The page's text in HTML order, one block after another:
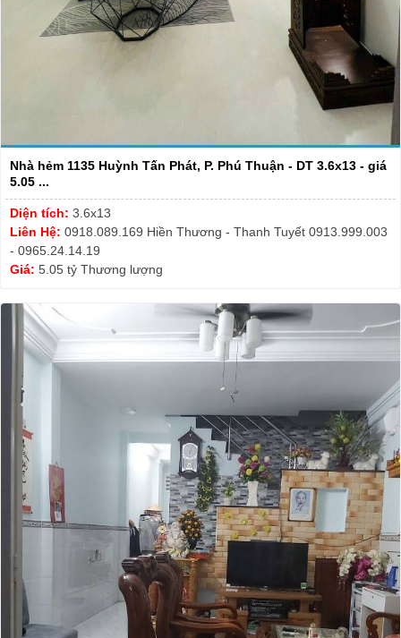
Nhà hẻm 1135 Huỳnh Tấn Phát, P. Phú Thuận - DT 3.6x13 - giá
5.05 ...
Diện tích: 3.6x13
Liên Hệ: 0918.089.169 Hiền Thương - Thanh Tuyết 0913.999.003
- 0965.24.14.19
Giá: 5.05 tỷ Thương lượng